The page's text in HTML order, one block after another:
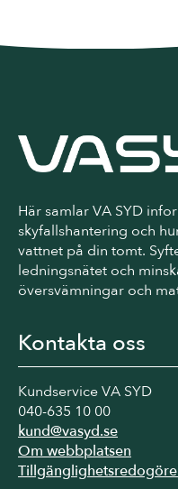
Kontakta oss
Här samlar VA SYD
skyfallshantering och
vattnet på din tomt.
ledningsnätet och
översvämningar och
Kundservice VA SYD
040-635 10 00
kund@vasyd.se
Om webbplatsen